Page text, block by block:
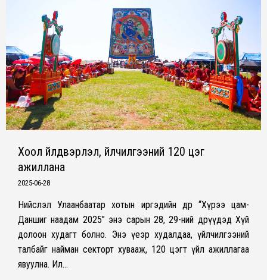
Хоол үйлдвэрлэл, үйлчилгээний 120 цэг
ажиллана
2025-06-28
Нийслэл Улаанбаатар хотын иргэдийн өдөр “Хүрээ цам-
Даншиг наадам 2025” энэ сарын 28, 29-ний өдрүүдэд Хүй
долоон худагт болно. Энэ үеэр худалдаа, үйлчилгээний
талбайг найман секторт хувааж, 120 цэгт үйл ажиллагаа
явуулна. Ил…